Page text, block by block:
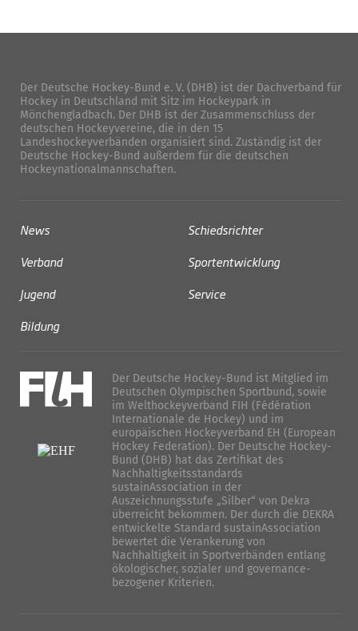
Der Deutsche Hockey-Bund e. V. (DHB) ist der Dachverband für
Hockey in Deutschland mit Sitz im Hockeypark in
Mönchengladbach. Der DHB ist der Zusammenschluss der
deutschen Hockeyvereine, die in den 15
Landeshockeyverbänden organisiert sind. Zuständig ist der
Deutsche Hockey-Bund außerdem für die deutschen
Hockeynationalmannschaften.
News
Verband
Jugend
Bildung
Schiedsrichter
Sportentwicklung
Service
Der Deutsche Hockey-Bund ist Mitglied im
Deutschen Olympischen Sportbund, sowie
im Welthockeyverband FIH (Fédération
Internationale de Hockey) und im
europäischen Hockeyverband EH (European
Hockey Federation). Der Deutsche Hockey-
Bund (DHB) hat das Zertifikat des
Nachhaltigkeitsstandards
sustainAssociation in der
Auszeichnungsstufe „Silber“ von Dekra
überreicht bekommen. Der durch die DEKRA
entwickelte Standard sustainAssociation
bewertet die Verankerung von
Nachhaltigkeit in Sportverbänden entlang
ökologischer, sozialer und governance-
bezogener Kriterien.